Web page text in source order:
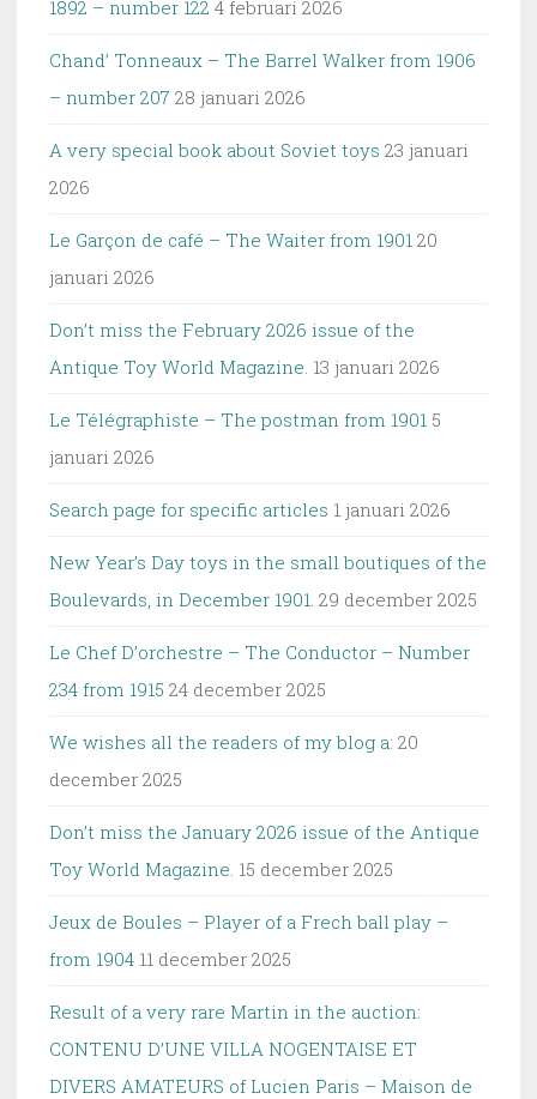
1892 – number 122 4 februari 2026
Chand’ Tonneaux – The Barrel Walker from 1906
– number 207 28 januari 2026
A very special book about Soviet toys 23 januari
2026
Le Garçon de café – The Waiter from 1901 20
januari 2026
Don’t miss the February 2026 issue of the
Antique Toy World Magazine. 13 januari 2026
Le Télégraphiste – The postman from 1901 5
januari 2026
Search page for specific articles 1 januari 2026
New Year’s Day toys in the small boutiques of the
Boulevards, in December 1901. 29 december 2025
Le Chef D’orchestre – The Conductor – Number
234 from 1915 24 december 2025
We wishes all the readers of my blog a: 20
december 2025
Don’t miss the January 2026 issue of the Antique
Toy World Magazine. 15 december 2025
Jeux de Boules – Player of a Frech ball play –
from 1904 11 december 2025
Result of a very rare Martin in the auction:
CONTENU D’UNE VILLA NOGENTAISE ET
DIVERS AMATEURS of Lucien Paris – Maison de